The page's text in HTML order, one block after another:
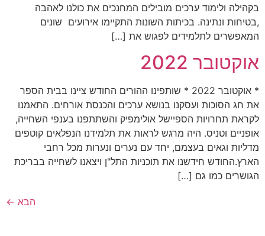
בקהילה ולימוד ערכים מובילים המחנכים את כולנו לאהבה
,בטיחות ונתינה. בכיתות השונות התקיימו אירועים שונים
המאפשרים לתלמידים לפגוש את […]
אוקטובר 2022
* אוקטובר 2022 * שותפינו ההורים החודש ציינו בבית הספר
את חג הסוכות ועסקנו בנושא ערכים והכנסת אורחים. התאמנו
לקראת תחרויות הספיישל אולימפיק והשתתפנו בענפי השחייה,
אופניים וטניס. היה מרגש לראות את תלמידנו הנפלאים קוטפים
מדליות וגאים בעצמם, יחד עם נערים ונערות מכל רחבי
הארץ.החודש חידשנו את תוכניות התל"ן ויצאנו לשחייה בבריכת
הגושרים כמו גם […]
הבא ←